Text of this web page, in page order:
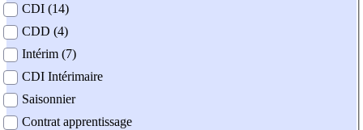
contrat
CDI (14)
CDD (4)
Intérim (7)
CDI Intérimaire
Saisonnier
Contrat apprentissage